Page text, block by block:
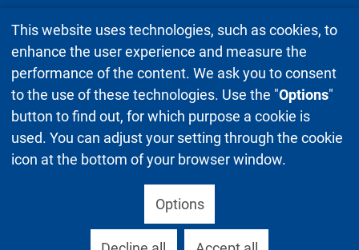
This website uses technologies, such as cookies, to
enhance the user experience and measure the
performance of the content. We ask you to consent
to the use of these technologies. Use the "Options"
button to find out, for which purpose a cookie is
used. You can adjust your setting through the cookie
icon at the bottom of your browser window.
Options